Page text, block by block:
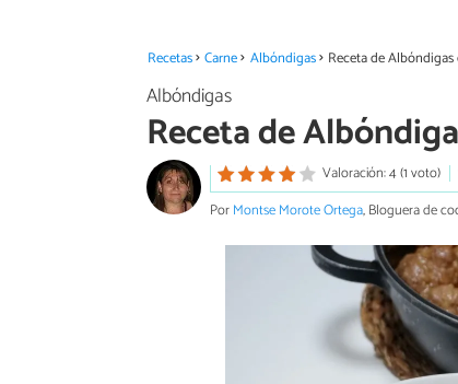
Recetas Carne Albóndigas Receta de
Albóndigas
Receta de
Valoración: 4 (1 voto)
PorMontse Morote Ortega, Bloguera de